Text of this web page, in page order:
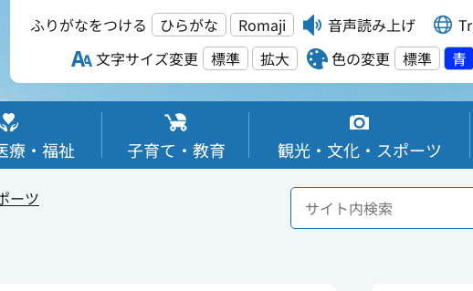
ふりがなをつける ひらがな Romaji 音声読み上げ
文字サイズ変更
標準 拡大 色の変更 標準 青
療・福祉 子育て・教育 観光・文化・スポーツ
ーツ